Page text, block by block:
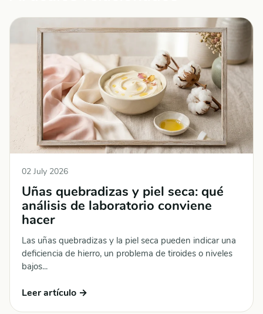
02 July 2026
Uñas quebradizas y piel seca: qué
análisis de laboratorio conviene
hacer
Las uñas quebradizas y la piel seca pueden indicar una
deficiencia de hierro, un problema de tiroides o niveles
bajos...
Leer artículo →